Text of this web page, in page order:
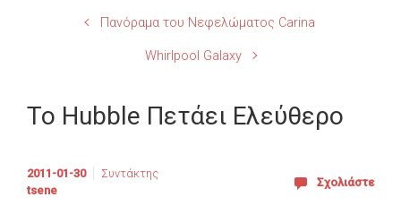
Πανόραμα του Νεφελώματος Carina
Whirlpool Galaxy
Το Hubble Πετάει Ελεύθερο
2011-01-30
Συντάκτης
tsene
Σχολιάστε